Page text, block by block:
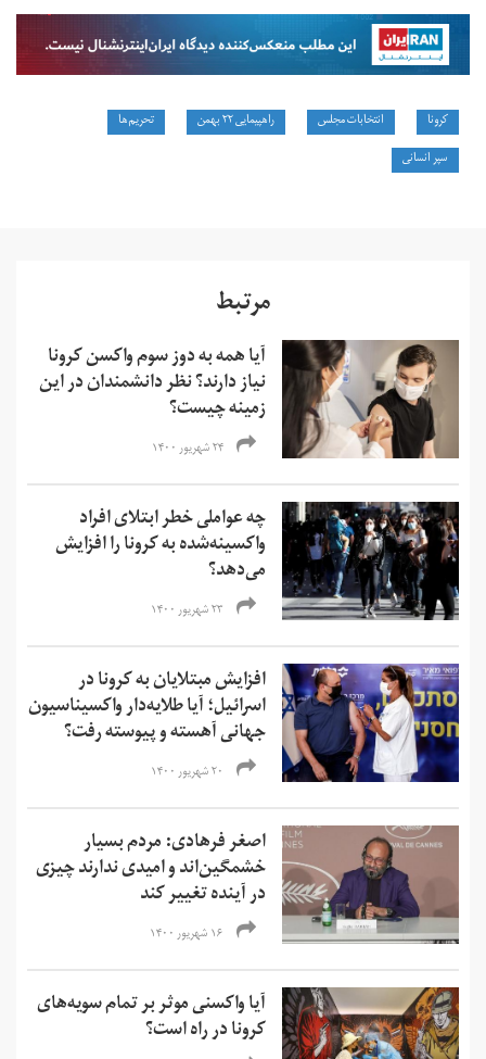
کرونا انتخابات مجلس راهپیمایی ۲۲ بهمن
تحریم‌ها
سپر انسانی
مرتبط
آیا همه به دوز سوم واکسن کرونا
نیاز دارند؟ نظر دانشمندان در این
زمینه چیست؟
۲۴ شهریور ۱۴۰۰
چه عواملی خطر ابتلای افراد
واکسینه‌شده به کرونا را افزایش
می‌دهد؟
۲۳ شهریور ۱۴۰۰
افزایش مبتلایان به کرونا در
اسرائیل؛ آیا طلایه‌دار واکسیناسیون
جهانی آهسته و پیوسته رفت؟
۲۰ شهریور ۱۴۰۰
اصغر فرهادی: مردم بسیار
خشمگین‌‌اند و امیدی ندارند چیزی
در آینده تغییر کند
۱۶ شهریور ۱۴۰۰
آیا واکسنی موثر بر تمام سویه‌های
کرونا در راه است؟